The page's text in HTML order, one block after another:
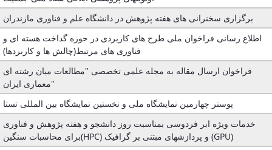
for
Educational
Affairs
Deputy
Dean
for
Research
Affairs
Deputy
Dean
for
برگزاری سخنرانی های هفته پژوهش در دانشگاه علم و فناوری مازندران
اطلاع رسانی فراخوان ملی طرح های کاربردی در حوزه گداخت هسته ای و
فناوری های مرتبط(چالش ها و کاربردها)
فراخوان ارسال مقاله به مجله علمی تخصصی "مطالعات میان رشته ای
معماری ایران"
پوستر چهارمین نمایشگاه ملی و نخستین نمایشگاه بین المللی تستا
خدمات ویژه ابر فردوسی بمناسبت روز دانشجو و هفته پژوهش و فناوری
برای محاسبات سنگین(HPC) و پردازشهای مبتنی بر گرافیک (GPU)